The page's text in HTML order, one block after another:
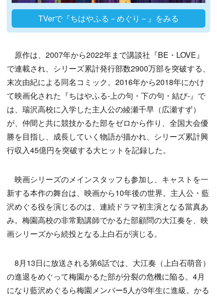
TVerで『ちはやふる－めぐり－』をみる
原作は、2007年から2022年まで講談社『BE・LOVE』
で連載され、シリーズ累計発行部数2900万部を突破する、
末次由紀による同名コミック。2016年から2018年にかけ
て映画化された『ちはやふる-上の句・下の句・結び-』で
は、瑞沢高校に入学した主人公の綾瀬千早（広瀬すず）
が、仲間と共に競技かるた部をゼロから作り、全国大会優
勝を目指し、成長していく物語が描かれ、シリーズ累計興
行収入45億円を突破する大ヒットを記録した。
映画シリーズのメインスタッフも参加し、キャストを一
新する本作の舞台は、映画から10年後の世界。主人公・藍
沢めぐる役を演じるのは、連続ドラマ初主演となる當真あ
み。梅園高校の非常勤講師でかるた部顧問の大江奏を、映
画シリーズから続投となる上白石が演じる。
8月13日に放送される第6話では、大江奏（上白石萌音）
の進退をめぐって梅園かるた部が分裂の危機に陥る。4月
になり藍沢めぐるら梅園メンバー5人が3年生に進級。かる